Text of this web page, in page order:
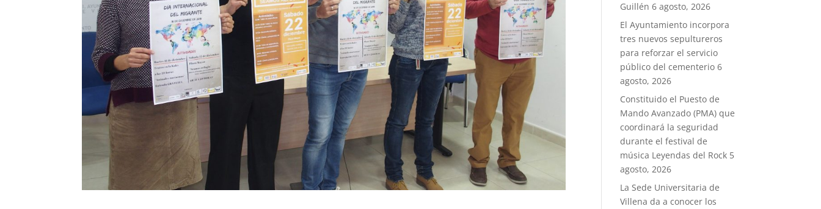
Guillén 6 agosto, 2026
El Ayuntamiento incorpora
tres nuevos sepultureros
para reforzar el servicio
público del cementerio 6
agosto, 2026
Constituido el Puesto de
Mando Avanzado (PMA) que
coordinará la seguridad
durante el festival de
música Leyendas del Rock 5
agosto, 2026
La Sede Universitaria de
Villena da a conocer los